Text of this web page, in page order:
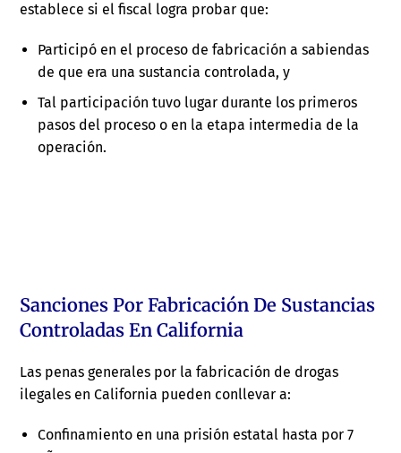
establece si el fiscal logra probar que:
Participó en el proceso de fabricación a sabiendas
de que era una sustancia controlada, y
Tal participación tuvo lugar durante los primeros
pasos del proceso o en la etapa intermedia de la
operación.
Sanciones Por Fabricación De Sustancias
Controladas En California
Las penas generales por la fabricación de drogas
ilegales en California pueden conllevar a:
Confinamiento en una prisión estatal hasta por 7